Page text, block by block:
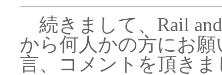
続きまして、Rail
から何人かの方にお
言、コメントを頂き